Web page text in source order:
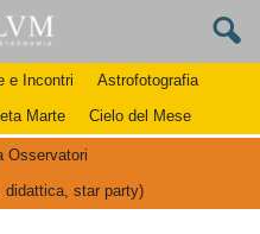
e Incontri
Astrofotografia
Marte Cielo del Mese
Osservatori
didattica, star party)